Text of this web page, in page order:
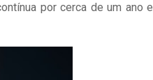
por cerca de um ano e